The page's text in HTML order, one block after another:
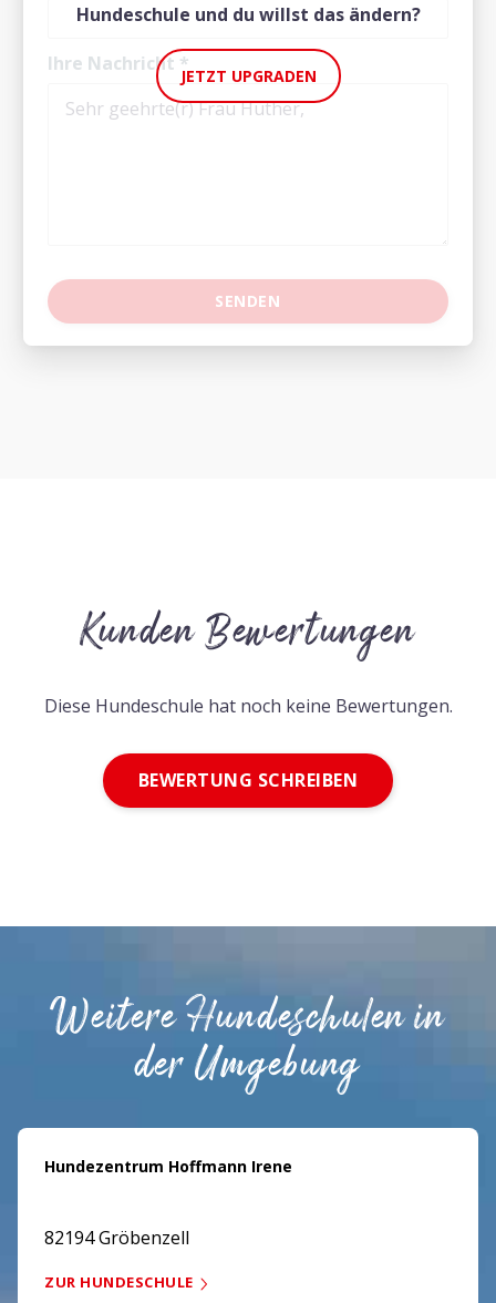
Hundeschule und du willst das ändern?
JETZT UPGRADEN
Ihre Nachricht *
Kunden Bewertungen
Diese Hundeschule hat noch keine Bewertungen.
BEWERTUNG SCHREIBEN
Weitere Hundeschulen in
der Umgebung
Hundezentrum Hoffmann Irene
82194 Gröbenzell
ZUR HUNDESCHULE